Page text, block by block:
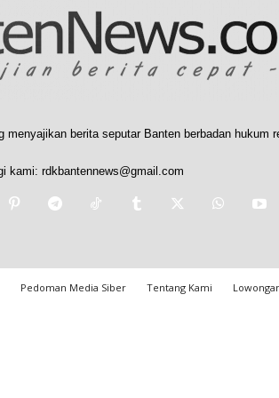
menyajikan berita seputar Banten berbadan hukum
kami: rdkbantennews@gmail.com
Pedoman Media Siber Tentang Kami